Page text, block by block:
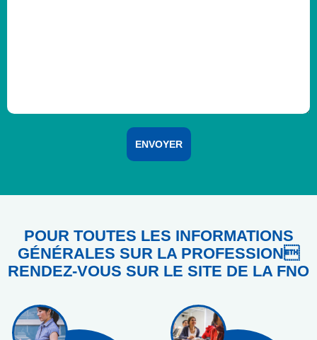
POUR TOUTES LES INFORMATIONS
GÉNÉRALES SUR LA PROFESSION
RENDEZ-VOUS SUR LE SITE DE LA FNO